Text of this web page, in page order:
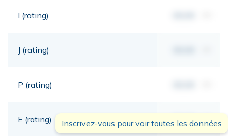
I (rating)
J (rating)
P (rating)
E (rating) 00,00
Inscrivez-vous pour voir toutes les données